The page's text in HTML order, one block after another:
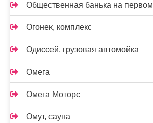
Общественная банька на первом
Огонек, комплекс
Одиссей, грузовая автомойка
Омега
Омега Моторс
Омут, сауна